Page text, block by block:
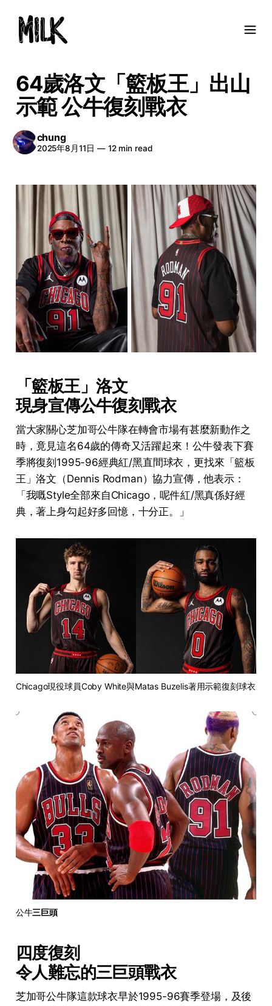
64歲洛文「籃板王」出山
示範 公牛復刻戰衣
chung
2025年8月11日 —12 min read
「籃板王」洛文
現身宣傳公牛復刻戰衣
當大家關心芝加哥公牛隊在轉會市場有甚麼新動作之
時，竟見這名64歲的傳奇又活躍起來！公牛發表下賽
季將復刻1995-96經典紅/黑直間球衣，更找來「籃板
王」洛文（Dennis Rodman）協力宣傳，他表示：
「我嘅Style全部來自Chicago，呢件紅/黑真係好經
典，著上身勾起好多回憶，十分正。」
Chicago現役球員Coby White與Matas Buzelis著用示範復刻球衣
公牛三巨頭
四度復刻
令人難忘的三巨頭戰衣
芝加哥公牛隊這款球衣早於1995-96賽季登場，及後